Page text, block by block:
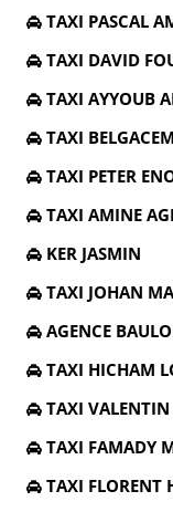
TAXI PASCAL
TAXI DAVID
TAXI AYYOUB
TAXI
TAXI PETER
TAXI AMINE
KER JASMIN
TAXI JOHAN
AGENCE
TAXI HICHAM
TAXI
TAXI FAMADY
TAXI FLORENT